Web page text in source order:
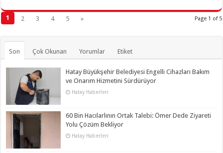
Page 1 of 5
1 2 3 4 5 »
Son Çok Okunan Yorumlar Etiket
Hatay Büyükşehir Belediyesi Engelli Cihazları Bakım
ve Onarım Hizmetini Sürdürüyor
Hatay Haberleri
60 Bin Hacılarlının Ortak Talebi: Ömer Dede Ziyareti
Yolu Çözüm Bekliyor
Hatay Haberleri